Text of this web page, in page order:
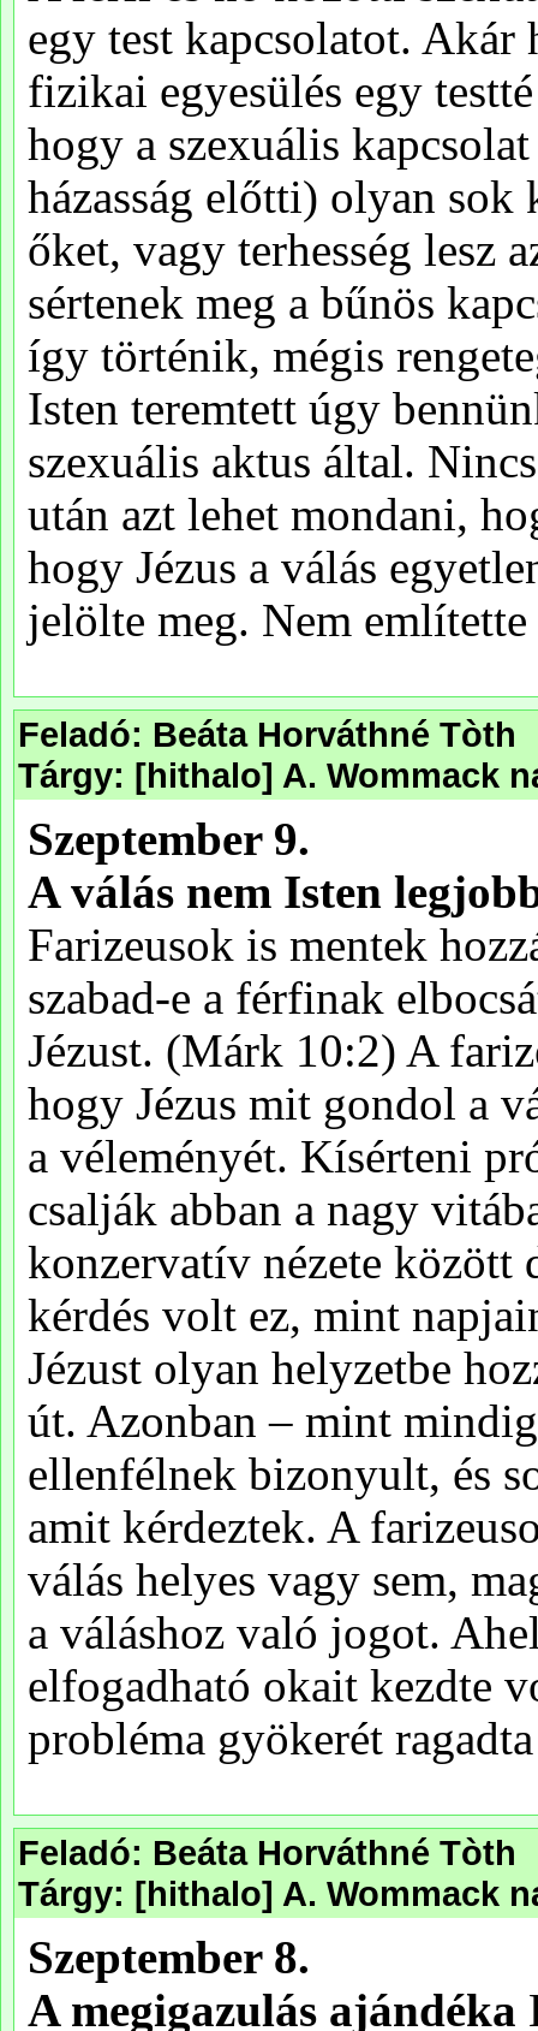
Feladó: Beáta Horváthné Tòth
Tárgy: [hithalo] A. Wommack
Feladó: Beáta Horváthné Tòth
Tárgy: [hithalo] A. Wommack